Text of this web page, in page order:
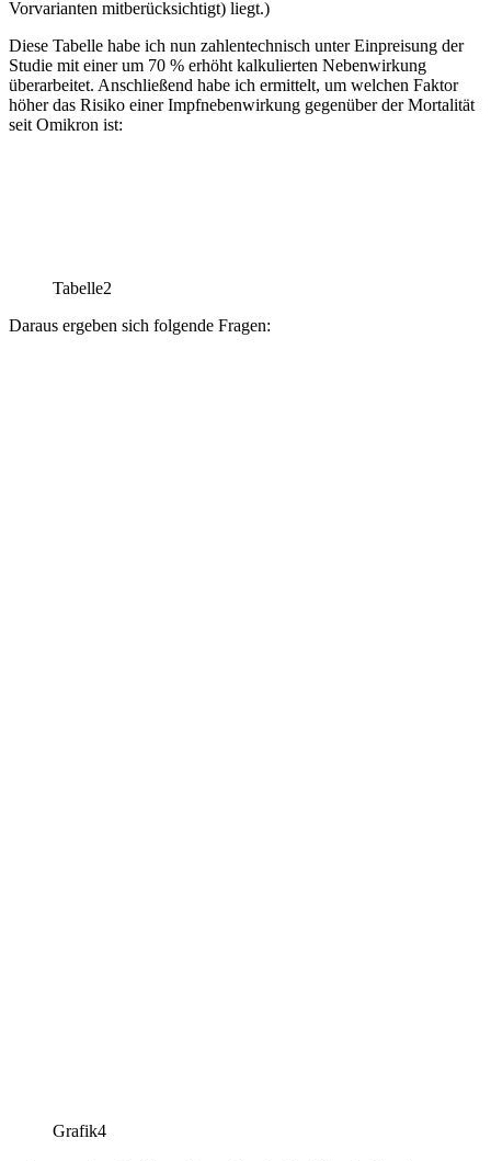
Vorvarianten mitberücksichtigt) liegt.)
Diese Tabelle habe ich nun zahlentechnisch unter Einpreisung der
Studie mit einer um 70 % erhöht kalkulierten Nebenwirkung
überarbeitet. Anschließend habe ich ermittelt, um welchen Faktor
höher das Risiko einer Impfnebenwirkung gegenüber der Mortalität
seit Omikron ist:
Tabelle2
Daraus ergeben sich folgende Fragen:
Grafik4